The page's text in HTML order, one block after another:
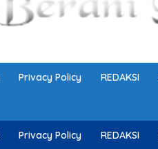
Privacy Policy REDAKSI
Privacy Policy REDAKSI